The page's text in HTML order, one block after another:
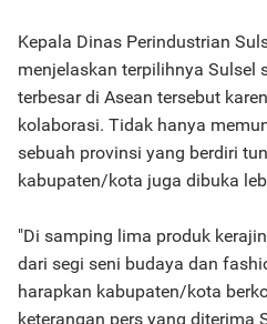
Kepala Dinas Perindustrian
menjelaskan terpilihnya Sulsel
terbesar di Asean tersebut
kolaborasi. Tidak hanya
sebuah provinsi yang berdiri
kabupaten/kota juga dibuka
"Di samping lima produk
dari segi seni budaya dan
harapkan kabupaten/kota
keterangan pers yang diterima